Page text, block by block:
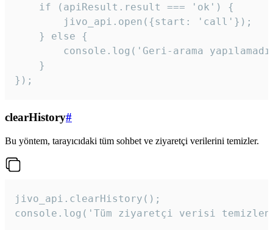
    if (apiResult.result === 'ok') {
        jivo_api.open({start: 'call'});
    } else {
console.log('Geri-arama
    }
});
clearHistory#
Bu yöntem, tarayıcıdaki tüm sohbet ve ziyaretçi verilerini temizler.
jivo_api.clearHistory();
console.log('Tüm ziyaretçi verisi